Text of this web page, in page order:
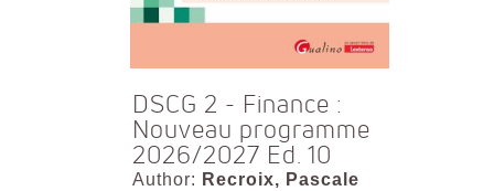
DSCG 2 - Finance :
Nouveau programme
2026/2027 Ed. 10
Author: Recroix, Pascale